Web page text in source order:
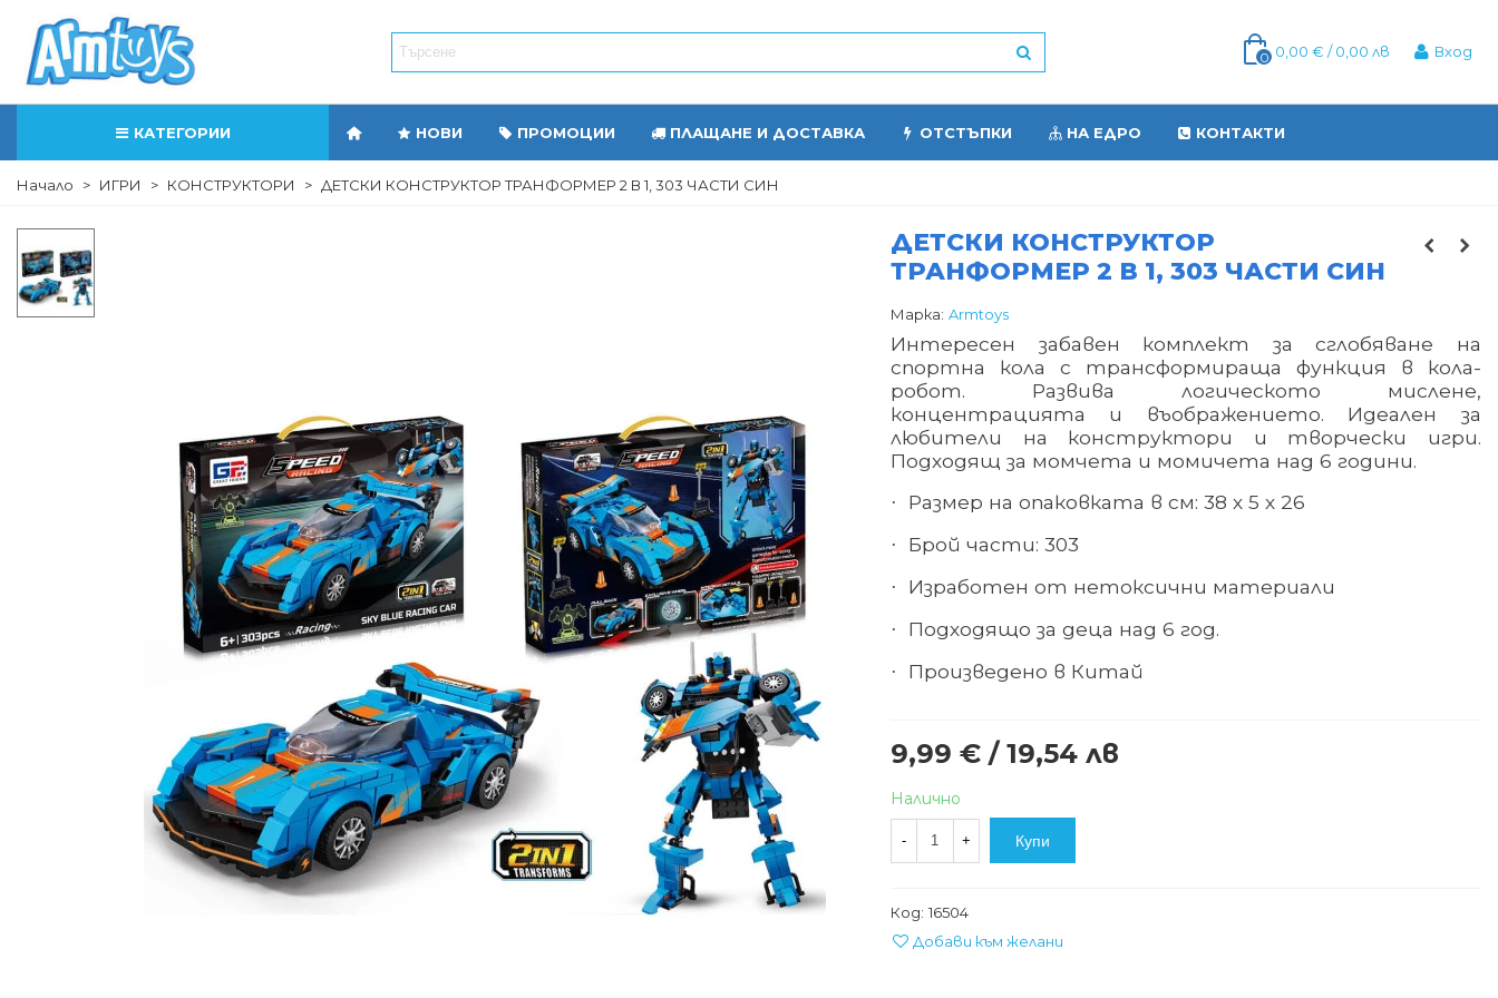
0 0,00 € / 0,00 лв Вход
КАТЕГОРИИ НОВИ ПРОМОЦИИ ПЛАЩАНЕ И ДОСТАВКА ОТСТЪПКИ НА ЕДРО КОНТАКТИ
Начало > ИГРИ > КОНСТРУКТОРИ > ДЕТСКИ КОНСТРУКТОР ТРАНФОРМЕР 2 В 1, 303 ЧАСТИ СИН
ДЕТСКИ КОНСТРУКТОР
ТРАНФОРМЕР 2 В 1, 303 ЧАСТИ СИН
Марка: Armtoys
Интересен забавен комплект за сглобяване на
спортна кола с трансформираща функция в кола-
робот. Развива логическото мислене,
концентрацията и въображението. Идеален за
любители на конструктори и творчески игри.
Подходящ за момчета и момичета над 6 години.
· Размер на опаковката в см: 38 х 5 х 26
· Брой части: 303
· Изработен от нетоксични материали
· Подходящо за деца над 6 год.
· Произведено в Китай
9,99 € / 19,54 лв
Налично
- + Купи
Код: 16504
Добави към желани